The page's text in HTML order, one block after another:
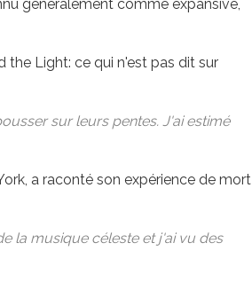
généralement comme expansive,
the Light: ce qui n'est pas dit sur
sur leurs pentes. J'ai estimé
a raconté son expérience de mort
la musique céleste et j'ai vu des